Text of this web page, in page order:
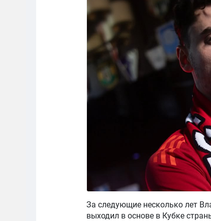
За следующие несколько лет
выходил в основе в Кубке